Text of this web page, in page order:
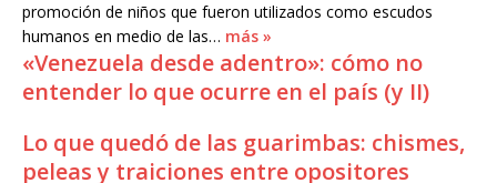
promoción de niños que fueron utilizados como escudos
humanos en medio de las… más »
«Venezuela desde adentro»: cómo no
entender lo que ocurre en el país (y II)
Lo que quedó de las guarimbas: chismes,
peleas y traiciones entre opositores